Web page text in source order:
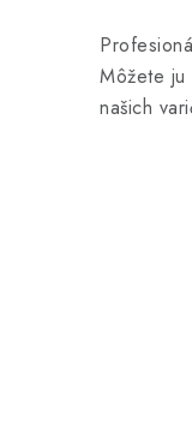
Môžete ju
našich